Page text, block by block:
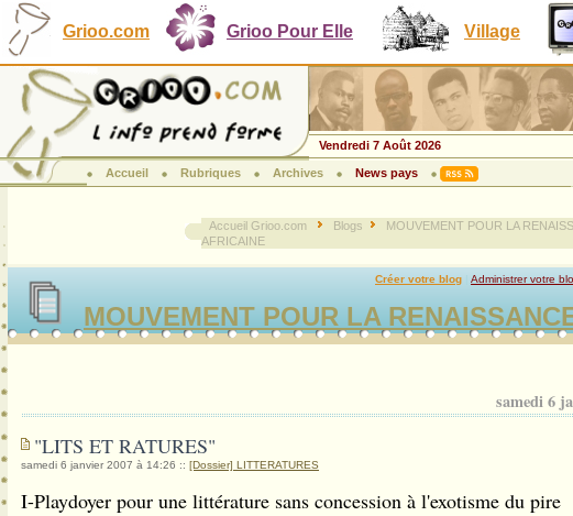
Grioo.com Grioo Pour Elle Village
Vendredi 7 Août 2026
Accueil Rubriques Archives News pays
Accueil Grioo.com Blogs
MOUVEMENT POUR LA
AFRICAINE
MOUVEMENT POUR LA
Créer votre blog Administrer votre
samedi 6
"LITS ET RATURES"
samedi 6 janvier 2007 à 14:26 :: [Dossier] LITTERATURES
I-Playdoyer pour une littérature sans concession à l'exotisme du pire